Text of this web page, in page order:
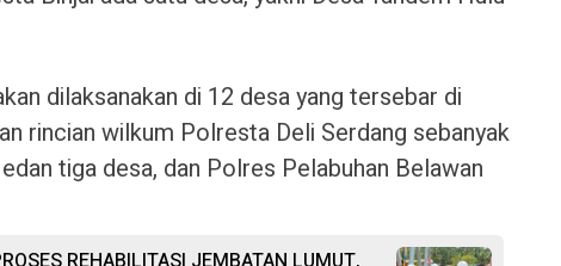
dilaksanakan di 12 desa yang tersebar di
rincian wilkum Polresta Deli Serdang sebanyak
tiga desa, dan Polres Pelabuhan Belawan